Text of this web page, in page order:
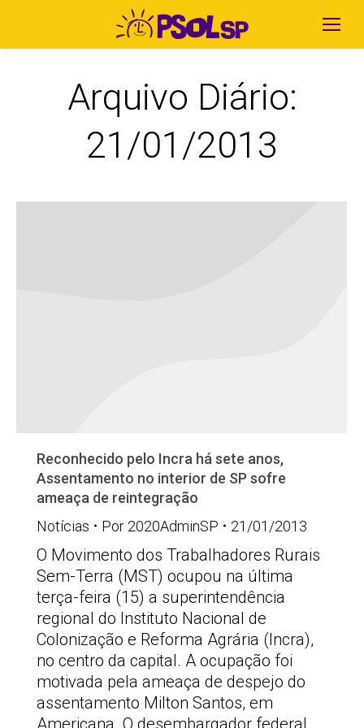
Arquivo Diário:
21/01/2013
Reconhecido pelo Incra há sete anos,
Assentamento no interior de SP sofre
ameaça de reintegração
Notícias
Por 2020AdminSP 21/01/2013
O Movimento dos Trabalhadores Rurais
Sem-Terra (MST) ocupou na última
terça-feira (15) a superintendência
regional do Instituto Nacional de
Colonização e Reforma Agrária (Incra),
no centro da capital. A ocupação foi
motivada pela ameaça de despejo do
assentamento Milton Santos, em
Americana. O desembargador federal